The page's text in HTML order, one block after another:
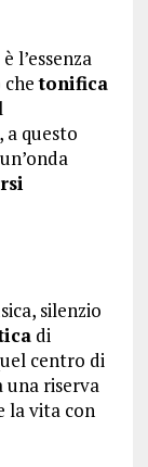
è l’essenza
chetonifica
a questo
silenzio
di
centro di
riserva
la vita con